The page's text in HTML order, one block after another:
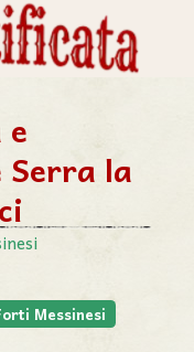
la
Messinesi